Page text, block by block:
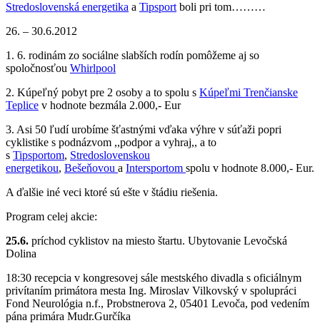
Stredoslovenská energetika a Tipsportboli pri tom………
26. – 30.6.2012
1. 6. rodinám zo sociálne slabších rodín pomôžeme aj so
spoločnosťou Whirlpool
2. Kúpeľný pobyt pre 2 osoby a to spolu s Kúpeľmi Trenčianske
Teplice v hodnote bezmála 2.000,- Eur
3. Asi 50 ľudí urobíme šťastnými vďaka výhre v súťaži popri
cyklistike s podnázvom ,,podpor a vyhraj,, a to
s Tipsportom, Stredoslovenskou
energetikou, Bešeňovou a Intersportom spolu v hodnote 8.000,- Eur.
A ďalšie iné veci ktoré sú ešte v štádiu riešenia.
Program celej akcie:
25.6. príchod cyklistov na miesto štartu. Ubytovanie Levočská
Dolina
18:30 recepcia v kongresovej sále mestského divadla s oficiálnym
privítaním primátora mesta Ing. Miroslav Vilkovský v spolupráci
Fond Neurológia n.f., Probstnerova 2, 05401 Levoča, pod vedením
pána primára Mudr.Gurčíka